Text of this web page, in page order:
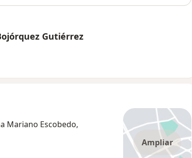
Gutiérrez
Ampliar
Mariano Escobedo,